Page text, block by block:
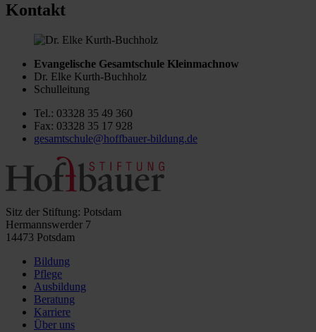
Kontakt
Evangelische Gesamtschule Kleinmachnow
Dr. Elke Kurth-Buchholz
Schulleitung
Tel.: 03328 35 49 360
Fax: 03328 35 17 928
gesamtschule@hoffbauer-bildung.de
Sitz der Stiftung: Potsdam
Hermannswerder 7
14473 Potsdam
Bildung
Pflege
Ausbildung
Beratung
Karriere
Über uns